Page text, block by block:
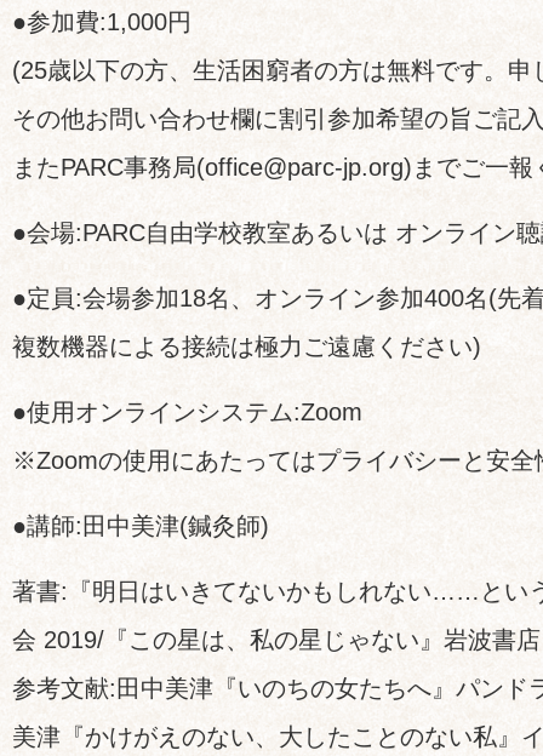
●参加費:1,000円
(25歳以下の方、生活困窮者の方は無料です。申
その他お問い合わせ欄に割引参加希望の旨ご記
またPARC事務局(office@parc-jp.org)までご一報
●会場:PARC自由学校教室あるいは オンライン
●定員:会場参加18名、オンライン参加400名(先
複数機器による接続は極力ご遠慮ください)
●使用オンラインシステム:Zoom
※Zoomの使用にあたってはプライバシーと安全
●講師:田中美津(鍼灸師)
著書:『明日はいきてないかもしれない……とい
会 2019/『この星は、私の星じゃない』岩波書
参考文献:田中美津『いのちの女たちへ』パンド
美津『かけがえのない、大したことのない私』